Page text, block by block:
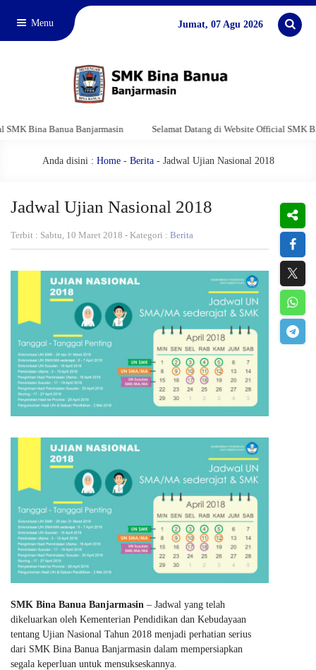
Menu Jumat, 07 Agu 2026
Banua Banjarmasin Selamat Datang di Website Official SMK Bina
Anda disini : Home- Berita- Jadwal Ujian Nasional 2018
Jadwal Ujian Nasional 2018
Terbit : Sabtu, 10 Maret 2018 - Kategori : Berita
SMK Bina Banua Banjarmasin – Jadwal yang telah
dikeluarkan oleh Kementerian Pendidikan dan Kebudayaan
tentang Ujian Nasional Tahun 2018 menjadi perhatian serius
dari SMK Bina Banua Banjarmasin dalam mempersiapkan
segala keperluan untuk mensukseskannya.